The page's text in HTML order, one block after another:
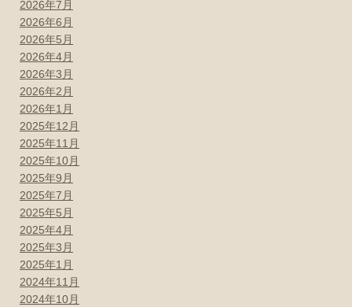
2026年7月
2026年6月
2026年5月
2026年4月
2026年3月
2026年2月
2026年1月
2025年12月
2025年11月
2025年10月
2025年9月
2025年7月
2025年5月
2025年4月
2025年3月
2025年1月
2024年11月
2024年10月